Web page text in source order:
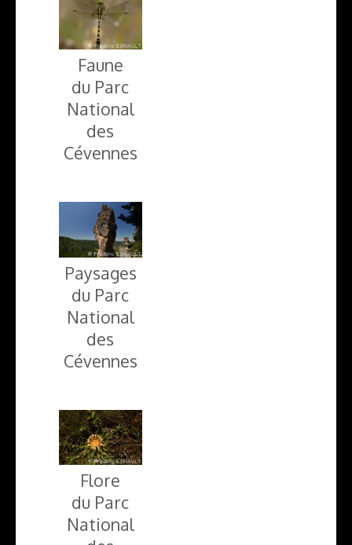
Faune
du Parc
National
des
Cévennes
Paysages
du Parc
National
des
Cévennes
Flore
du Parc
National